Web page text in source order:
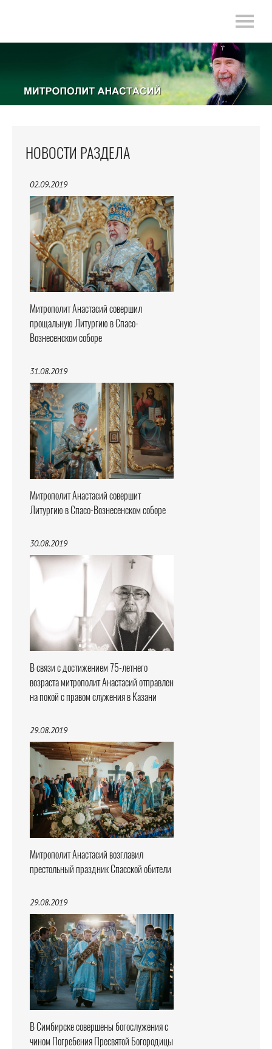
НОВОСТИ РАЗДЕЛА
02.09.2019
Митрополит Анастасий совершил
прощальную Литургию в Спасо-
Вознесенском соборе
31.08.2019
Митрополит Анастасий совершит
Литургию в Спасо-Вознесенском соборе
30.08.2019
В связи с достижением 75-летнего
возраста митрополит Анастасий отправлен
на покой с правом служения в Казани
29.08.2019
Митрополит Анастасий возглавил
престольный праздник Спасской обители
29.08.2019
В Симбирске совершены богослужения с
чином Погребения Пресвятой Богородицы